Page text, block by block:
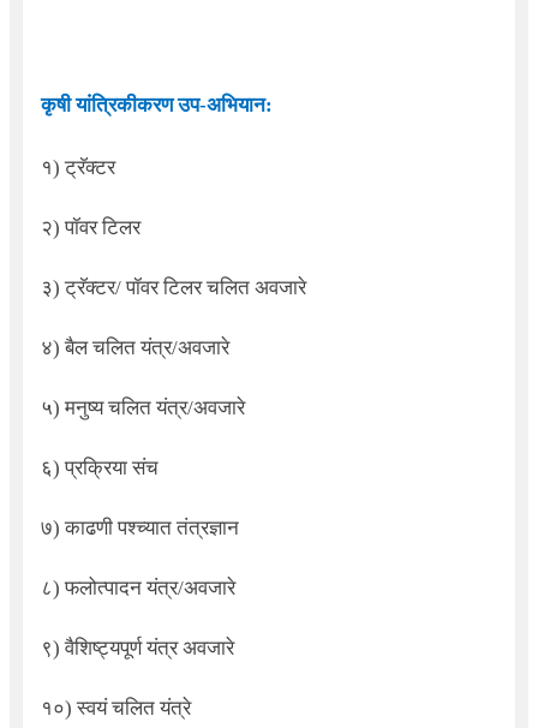
कृषी यांत्रिकीकरण उप-अभियान:
१) ट्रॅक्टर
२) पॉवर टिलर
३) ट्रॅक्टर/ पॉवर टिलर चलित अवजारे
४) बैल चलित यंत्र/अवजारे
५) मनुष्य चलित यंत्र/अवजारे
६) प्रक्रिया संच
७) काढणी पश्च्यात तंत्रज्ञान
८) फलोत्पादन यंत्र/अवजारे
९) वैशिष्ट्यपूर्ण यंत्र अवजारे
१०) स्वयं चलित यंत्रे